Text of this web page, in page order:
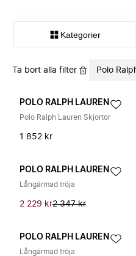
Kategorier
Ta bort alla filter Polo
POLO RALPH LAUREN
Polo Ralph Lauren Skjortor
1 852 kr
POLO RALPH LAUREN
Långärmad tröja
2 229 kr2 347 kr
POLO RALPH LAUREN
Långärmad tröja